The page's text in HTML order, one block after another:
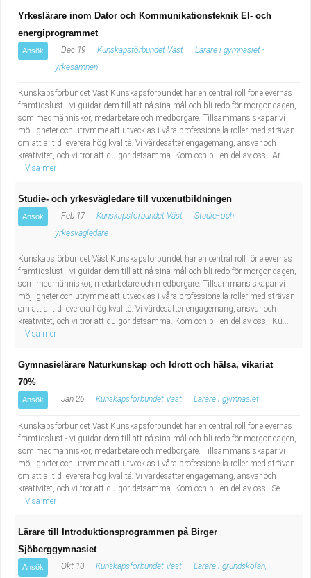
Yrkeslärare inom Dator och Kommunikationsteknik El- och
energiprogrammet
Ansök Dec 19 Kunskapsförbundet Väst
Lärare i gymnasiet -
yrkesämnen
Kunskapsförbundet Väst Kunskapsförbundet har en central roll för elevernas
framtidslust - vi guidar dem till att nå sina mål och bli redo för morgondagen,
som medmänniskor, medarbetare och medborgare. Tillsammans skapar vi
möjligheter och utrymme att utvecklas i våra professionella roller med strävan
om att alltid leverera hög kvalité. Vi värdesätter engagemang, ansvar och
kreativitet, och vi tror att du gör detsamma. Kom och bli en del av oss! Är...
Visa mer
Studie- och yrkesvägledare till vuxenutbildningen
Ansök Feb 17 Kunskapsförbundet Väst
Studie- och
yrkesvägledare
Kunskapsförbundet Väst Kunskapsförbundet har en central roll för elevernas
framtidslust - vi guidar dem till att nå sina mål och bli redo för morgondagen,
som medmänniskor, medarbetare och medborgare. Tillsammans skapar vi
möjligheter och utrymme att utvecklas i våra professionella roller med strävan
om att alltid leverera hög kvalité. Vi värdesätter engagemang, ansvar och
kreativitet, och vi tror att du gör detsamma. Kom och bli en del av oss! Ku...
Visa mer
Gymnasielärare Naturkunskap och Idrott och hälsa, vikariat
70%
Ansök Jan 26 Kunskapsförbundet Väst Lärare i gymnasiet
Kunskapsförbundet Väst Kunskapsförbundet har en central roll för elevernas
framtidslust - vi guidar dem till att nå sina mål och bli redo för morgondagen,
som medmänniskor, medarbetare och medborgare. Tillsammans skapar vi
möjligheter och utrymme att utvecklas i våra professionella roller med strävan
om att alltid leverera hög kvalité. Vi värdesätter engagemang, ansvar och
kreativitet, och vi tror att du gör detsamma. Kom och bli en del av oss! Se...
Visa mer
Lärare till Introduktionsprogrammen på Birger
Sjöberggymnasiet
Ansök Okt 10 Kunskapsförbundet Väst
Lärare i grundskolan,